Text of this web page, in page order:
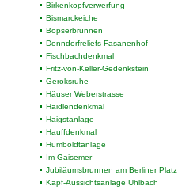
Birkenkopfverwerfung
Bismarckeiche
Bopserbrunnen
Donndorfreliefs Fasanenhof
Fischbachdenkmal
Fritz-von-Keller-Gedenkstein
Geroksruhe
Häuser Weberstrasse
Haidlendenkmal
Haigstanlage
Hauffdenkmal
Humboldtanlage
Im Gaisemer
Jubiläumsbrunnen am Berliner Platz
Kapf-Aussichtsanlage Uhlbach